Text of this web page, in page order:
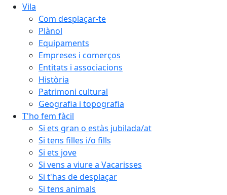
Vila
Com desplaçar-te
Plànol
Equipaments
Empreses i comerços
Entitats i associacions
Història
Patrimoni cultural
Geografia i topografia
T'ho fem fàcil
Si ets gran o estàs jubilada/at
Si tens filles i/o fills
Si ets jove
Si vens a viure a Vacarisses
Si t'has de desplaçar
Si tens animals